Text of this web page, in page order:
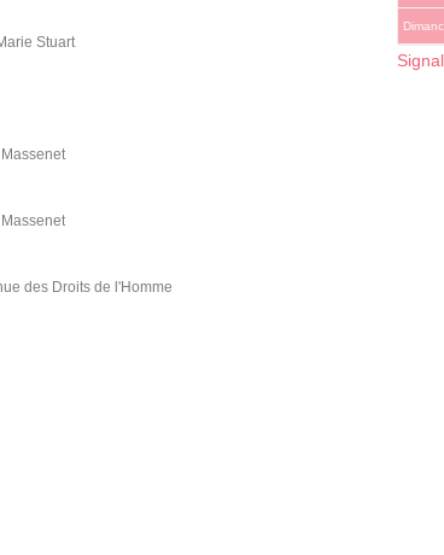
Stuart
des Droits de l'Homme